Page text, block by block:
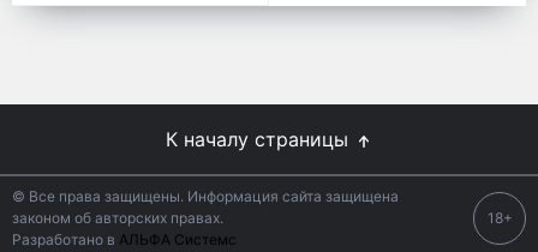
К началу страницы
© Все права защищены. Информация сайта защищена
законом об авторских правах.
Разработано в АЛЬФА Системс
18+